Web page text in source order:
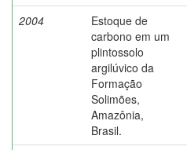
2004
Estoque de
carbono em um
plintossolo
argilúvico da
Formação
Solimões,
Amazônia,
Brasil.